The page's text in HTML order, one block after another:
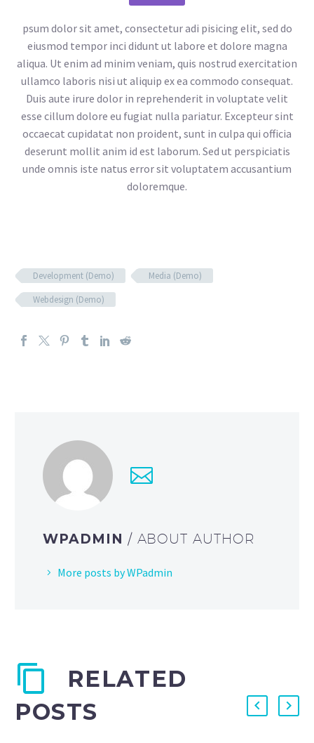
psum dolor sit amet, consectetur adi pisicing elit, sed do
eiusmod tempor inci didunt ut labore et dolore magna
aliqua. Ut enim ad minim veniam, quis nostrud exercitation
ullamco laboris nisi ut aliquip ex ea commodo consequat.
Duis aute irure dolor in reprehenderit in voluptate velit
esse cillum dolore eu fugiat nulla pariatur. Excepteur sint
occaecat cupidatat non proident, sunt in culpa qui officia
deserunt mollit anim id est laborum. Sed ut perspiciatis
unde omnis iste natus error sit voluptatem accusantium
doloremque.
Development (Demo)
Media (Demo)
Webdesign (Demo)
WPADMIN / ABOUT AUTHOR
More posts by WPadmin
RELATED
POSTS